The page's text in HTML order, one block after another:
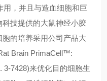
，并且与造血细胞和巨
技提供的大鼠神经小胶
的培养采用公司产品大
Brain PrimaCell™:
3-7428)来优化目的细胞生